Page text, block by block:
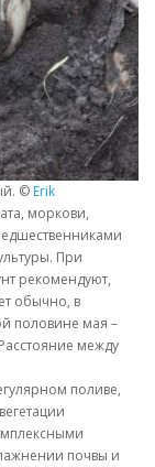
© Erik
моркови,
При
рекомендуют,
обычно, в
половине мая –
между
поливе,
почвы и